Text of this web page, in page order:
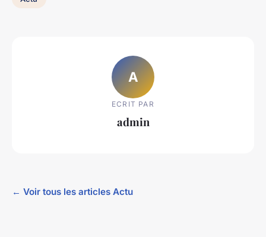
A
ECRIT PAR
admin
← Voir tous les articles Actu